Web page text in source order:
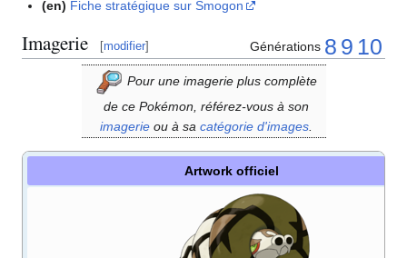
(en) Fiche stratégique sur Smogon
Imagerie [modifier] Générations 8 9 10
Pour une imagerie plus complète
de ce Pokémon, référez-vous à son
imagerieou à sa catégorie d'images.
Artwork officiel